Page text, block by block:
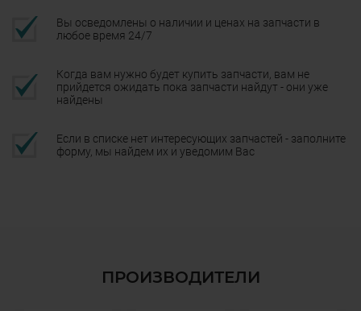
Вы осведомлены о наличии и ценах на запчасти в
любое время 24/7
Когда вам нужно будет купить запчасти, вам не
прийдется ожидать пока запчасти найдут - они уже
найдены
Если в списке нет интересующих запчастей - заполните
форму, мы найдем их и уведомим Вас
ПРОИЗВОДИТЕЛИ